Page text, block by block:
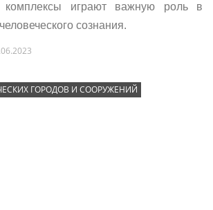
комплексы играют важную роль в
сознания.
ГОРОДОВ И СООРУЖЕНИЙ